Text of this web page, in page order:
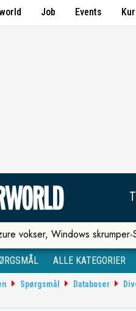
Job Events
vokser, Windows skrumper
ALLE KATEGORIER
Spørgsmål Databaser